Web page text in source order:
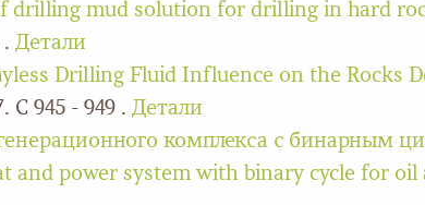
drilling mud solution for drilling in hard
Детали
Drilling Fluid Influence on the Rocks
С 945 - 949 . Детали
комплекса с бинарным
and power system with binary cycle for